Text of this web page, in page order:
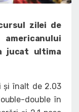
zilei de
jucat ultima
și înalt de 2.03
double în